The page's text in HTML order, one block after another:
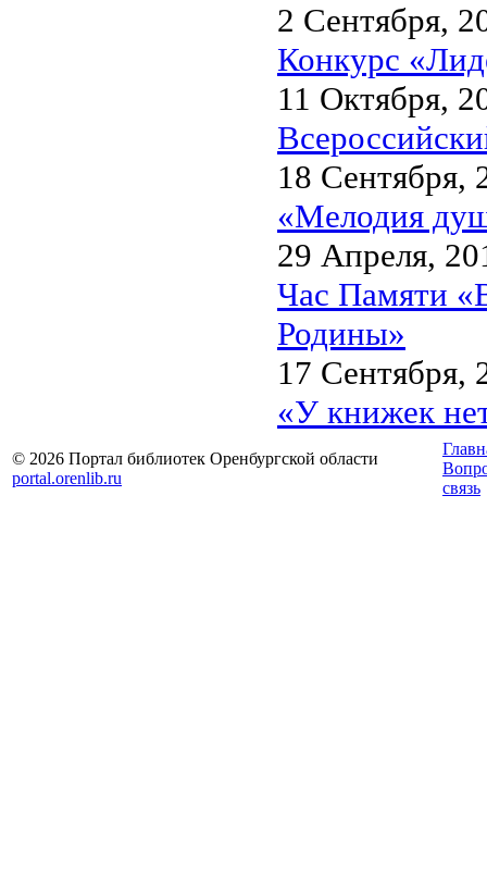
2 Сентября,
Конкурс
11 Октября,
18 Сентября,
«Мелодия
29 Апреля,
Час Памяти
Родины»
17 Сентября,
«У книжек
© 2026 Портал библиотек Оренбургской области
portal.orenlib.ru
связь